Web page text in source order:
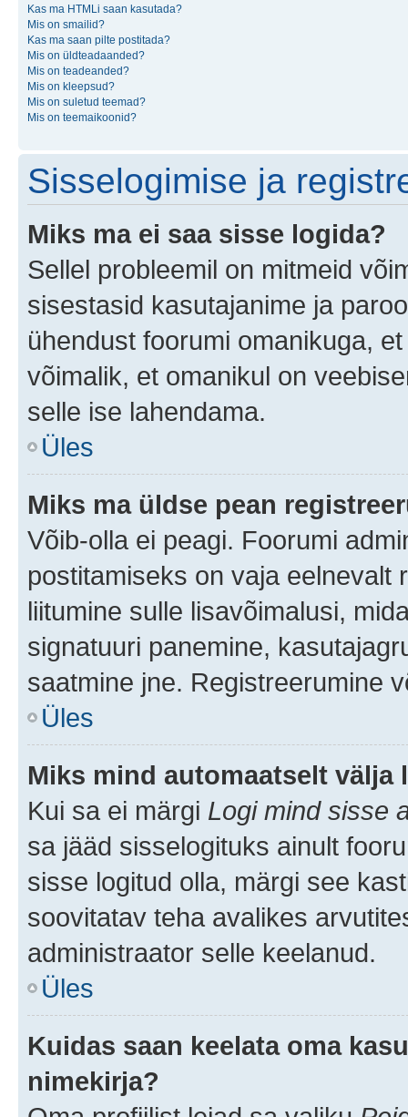
Kas ma HTMLi saan kasutada?
Mis on smailid?
Kas ma saan pilte postitada?
Mis on üldteadaanded?
Mis on teadeanded?
Mis on kleepsud?
Mis on suletud teemad?
Mis on teemaikoonid?
Sisselogimise ja
Miks ma ei saa sisse logida?
Sellel probleemil on mitmeid
sisestasid kasutajanime ja
ühendust foorumi omanikuga,
võimalik, et omanikul on
selle ise lahendama.
Üles
Miks ma üldse pean
Võib-olla ei peagi. Foorumi
postitamiseks on vaja eelnevalt
liitumine sulle lisavõimalusi,
signatuuri panemine,
saatmine jne. Registreerumine
Üles
Miks mind automaatselt välja
Kui sa ei märgi Logi mind sisse
sa jääd sisselogituks ainult
sisse logitud olla, märgi see
soovitatav teha avalikes
administraator selle keelanud.
Üles
Kuidas saan keelata oma
nimekirja?